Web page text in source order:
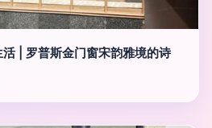
| 罗普斯金门窗宋韵雅境的诗